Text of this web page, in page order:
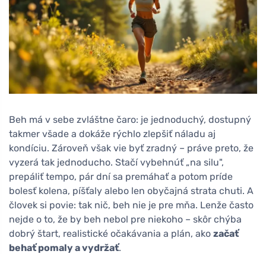
Beh má v sebe zvláštne čaro: je jednoduchý, dostupný
takmer všade a dokáže rýchlo zlepšiť náladu aj
kondíciu. Zároveň však vie byť zradný – práve preto, že
vyzerá tak jednoducho. Stačí vybehnúť „na silu",
prepáliť tempo, pár dní sa premáhať a potom príde
bolesť kolena, píšťaly alebo len obyčajná strata chuti. A
človek si povie: tak nič, beh nie je pre mňa. Lenže často
nejde o to, že by beh nebol pre niekoho – skôr chýba
dobrý štart, realistické očakávania a plán, ako začať
behať pomaly a vydržať.